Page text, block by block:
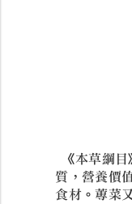
《本草綱
質，營養價
食材。蓴菜